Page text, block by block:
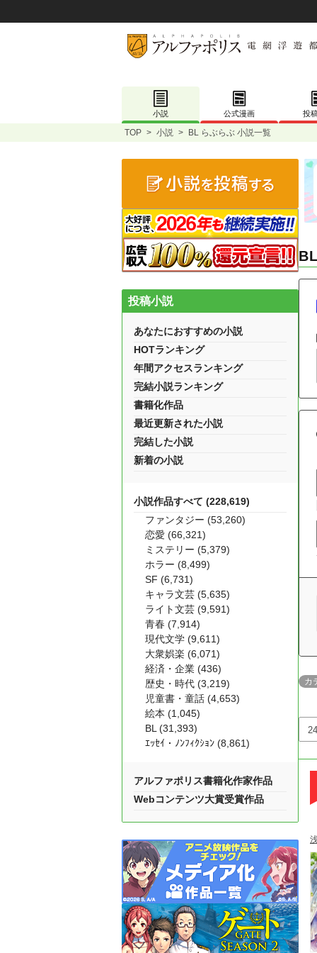
小説 公式漫画 投
TOP > 小説 > BL らぶらぶ 小説一覧
カ
投稿小説
あなたにおすすめの小説
HOTランキング
年間アクセスランキング
完結小説ランキング
書籍化作品
最近更新された小説
完結した小説
新着の小説
小説作品すべて (228,619)
ファンタジー (53,260)
恋愛 (66,321)
ミステリー (5,379)
ホラー (8,499)
SF (6,731)
キャラ文芸 (5,635)
ライト文芸 (9,591)
青春 (7,914)
現代文学 (9,611)
大衆娯楽 (6,071)
経済・企業 (436)
歴史・時代 (3,219)
児童書・童話 (4,653)
絵本 (1,045)
BL (31,393)
ｴｯｾｲ・ﾉﾝﾌｨｸｼｮﾝ (8,861)
アルファポリス書籍化作家作品
Webコンテンツ大賞受賞作品